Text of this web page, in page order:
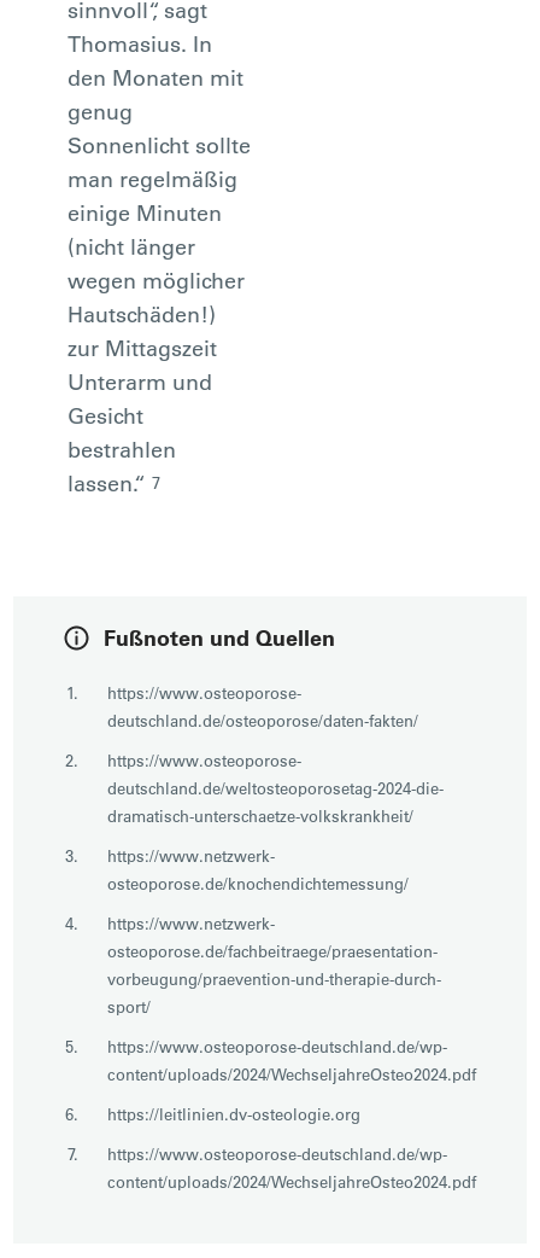
sinnvoll“, sagt
Thomasius. In
den Monaten mit
genug
Sonnenlicht sollte
man regelmäßig
einige Minuten
(nicht länger
wegen möglicher
Hautschäden!)
zur Mittagszeit
Unterarm und
Gesicht
bestrahlen
lassen.“7
Fußnoten und Quellen
https://www.osteoporose-
deutschland.de/osteoporose/daten-fakten/
https://www.osteoporose-
deutschland.de/weltosteoporosetag-2024-die-
dramatisch-unterschaetze-volkskrankheit/
https://www.netzwerk-
osteoporose.de/knochendichtemessung/
https://www.netzwerk-
osteoporose.de/fachbeitraege/praesentation-
vorbeugung/praevention-und-therapie-durch-
sport/
https://www.osteoporose-deutschland.de/wp-
content/uploads/2024/WechseljahreOsteo2024.pdf
https://leitlinien.dv-osteologie.org
https://www.osteoporose-deutschland.de/wp-
content/uploads/2024/WechseljahreOsteo2024.pdf